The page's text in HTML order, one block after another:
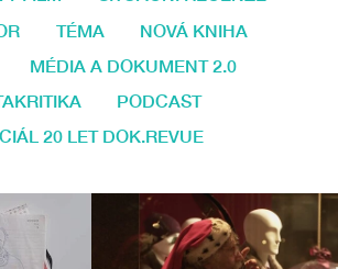
TÉMA
NOVÁ KNIHA
MÉDIA A DOKUMENT 2.0
PODCAST
20 LET DOK.REVUE